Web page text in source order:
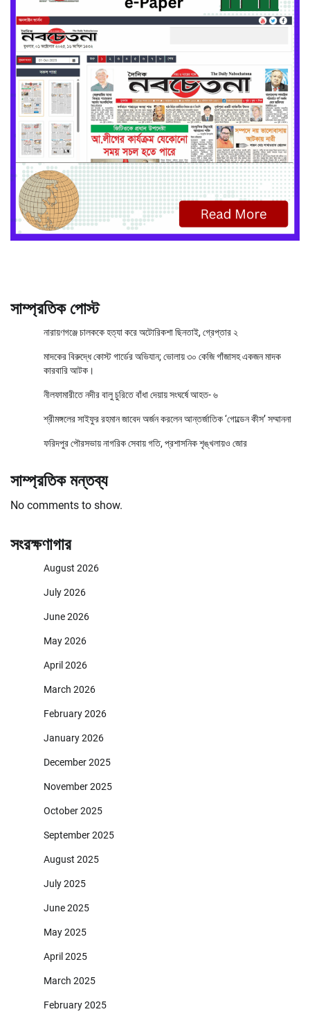
সাম্প্রতিক পোস্ট
নারায়ণগঞ্জে চালককে হত্যা করে অটোরিকশা ছিনতাই, গ্রেপ্তার ২
মাদকের বিরুদ্ধে কোস্ট গার্ডের অভিযান; ভোলায় ৩০ কেজি গাঁজাসহ একজন মাদক
কারবারি আটক।
নীলফামারীতে নদীর বালু চুরিতে বাঁধা দেয়ায় সংঘর্ষে আহত- ৬
শ্রীমঙ্গলের সাইফুর রহমান জাবেদ অর্জন করলেন আন্তর্জাতিক ‘গোল্ডেন কীস’ সম্মাননা
ফরিদপুর পৌরসভায় নাগরিক সেবায় গতি, প্রশাসনিক শৃঙ্খলায়ও জোর
সাম্প্রতিক মন্তব্য
No comments to show.
সংরক্ষণাগার
August 2026
July 2026
June 2026
May 2026
April 2026
March 2026
February 2026
January 2026
December 2025
November 2025
October 2025
September 2025
August 2025
July 2025
June 2025
May 2025
April 2025
March 2025
February 2025